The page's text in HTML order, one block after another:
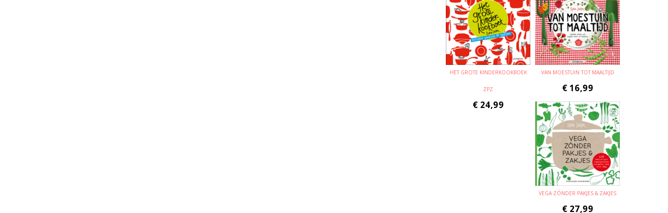
HET GROTE KINDERKOOKBOEK
ZPZ
€ 24,99
VAN MOESTUIN TOT MAALTIJD
€ 16,99
VEGA ZÓNDER PAKJES & ZAKJES
€ 27,99